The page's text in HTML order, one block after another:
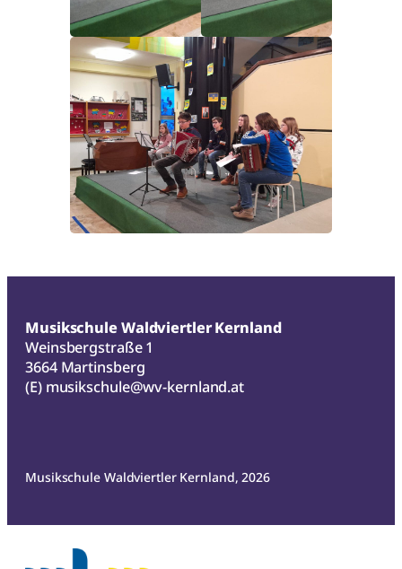
Musikschule Waldviertler Kernland
Weinsbergstraße 1
3664 Martinsberg
(E) musikschule@wv-kernland.at
Musikschule Waldviertler Kernland, 2026